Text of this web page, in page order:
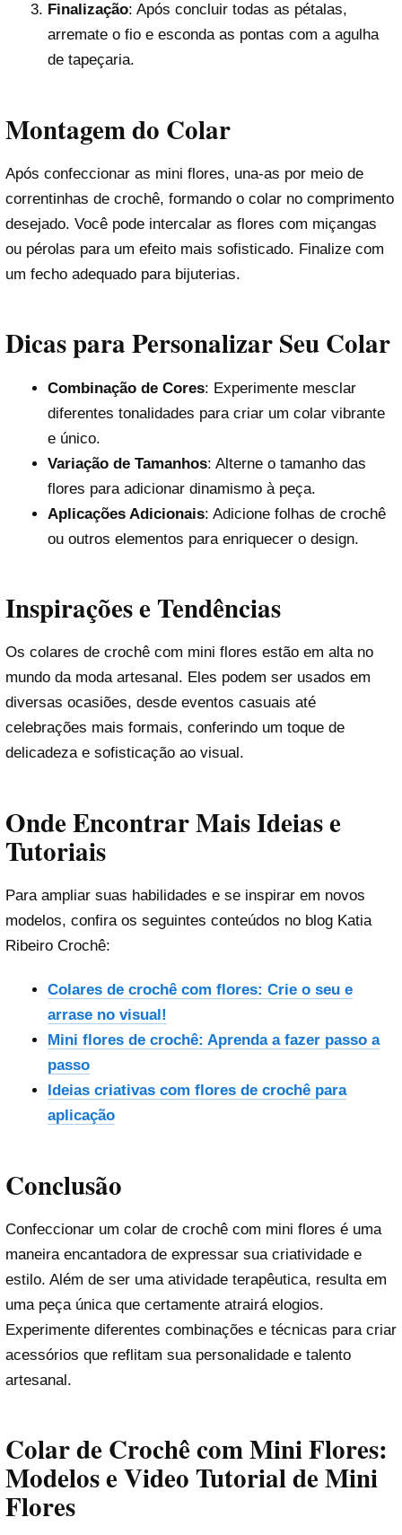
Finalização: Após concluir todas as pétalas,
arremate o fio e esconda as pontas com a agulha
de tapeçaria.
Montagem do Colar
Após confeccionar as mini flores, una-as por meio de
correntinhas de crochê, formando o colar no comprimento
desejado. Você pode intercalar as flores com miçangas
ou pérolas para um efeito mais sofisticado. Finalize com
um fecho adequado para bijuterias.
Dicas para Personalizar Seu Colar
Combinação de Cores: Experimente mesclar
diferentes tonalidades para criar um colar vibrante
e único.
Variação de Tamanhos: Alterne o tamanho das
flores para adicionar dinamismo à peça.
Aplicações Adicionais: Adicione folhas de crochê
ou outros elementos para enriquecer o design.
Inspirações e Tendências
Os colares de crochê com mini flores estão em alta no
mundo da moda artesanal. Eles podem ser usados em
diversas ocasiões, desde eventos casuais até
celebrações mais formais, conferindo um toque de
delicadeza e sofisticação ao visual.
Onde Encontrar Mais Ideias e
Tutoriais
Para ampliar suas habilidades e se inspirar em novos
modelos, confira os seguintes conteúdos no blog Katia
Ribeiro Crochê:
Colares de crochê com flores: Crie o seu e
arrase no visual!
Mini flores de crochê: Aprenda a fazer passo a
passo
Ideias criativas com flores de crochê para
aplicação
Conclusão
Confeccionar um colar de crochê com mini flores é uma
maneira encantadora de expressar sua criatividade e
estilo. Além de ser uma atividade terapêutica, resulta em
uma peça única que certamente atrairá elogios.
Experimente diferentes combinações e técnicas para criar
acessórios que reflitam sua personalidade e talento
artesanal.
Colar de Crochê com Mini Flores:
Modelos e Video Tutorial de Mini
Flores